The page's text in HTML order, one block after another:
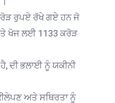
ਰੁਪਏ ਰੱਖੇ ਗਏ ਹਨ ਜੋ
ਖੋਜ ਲਈ 1133 ਕਰੋੜ
ਦੀ ਭਲਾਈ ਨੂੰ ਯਕੀਨੀ
ਅਤੇ ਸਥਿਰਤਾ ਨੂੰ